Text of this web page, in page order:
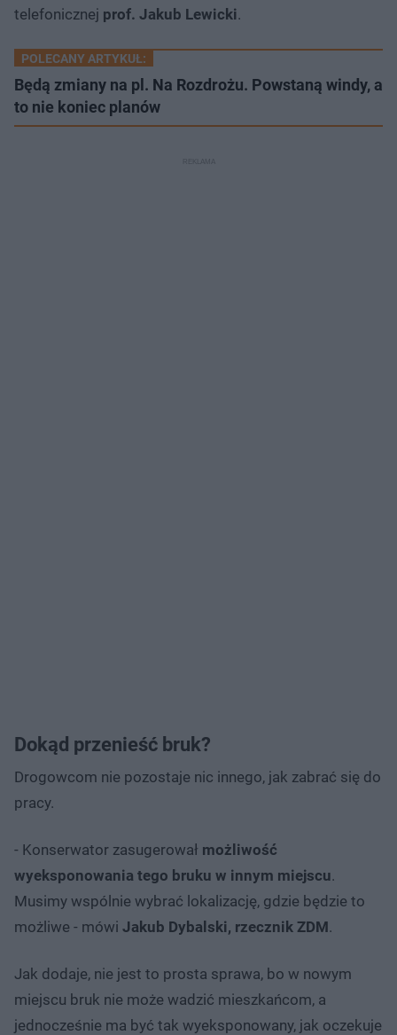
telefonicznej prof. Jakub Lewicki.
POLECANY ARTYKUŁ:
Będą zmiany na pl. Na Rozdrożu. Powstaną windy, a
to nie koniec planów
Dokąd przenieść bruk?
Drogowcom nie pozostaje nic innego, jak zabrać się do
pracy.
- Konserwator zasugerował możliwość
wyeksponowania tego bruku w innym miejscu.
Musimy wspólnie wybrać lokalizację, gdzie będzie to
możliwe - mówi Jakub Dybalski, rzecznik ZDM.
Jak dodaje, nie jest to prosta sprawa, bo w nowym
miejscu bruk nie może wadzić mieszkańcom, a
jednocześnie ma być tak wyeksponowany, jak oczekuje